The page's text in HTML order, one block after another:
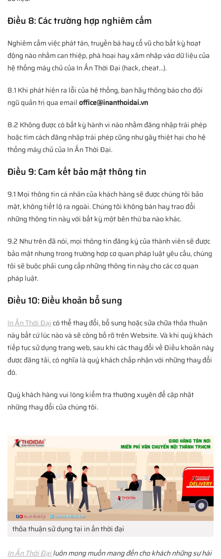
Điều 8: Các trường hợp nghiêm cấm
Nghiêm cấm việc phát tán, truyền bá hay cổ vũ cho bất kỳ hoạt
động nào nhằm can thiệp, phá hoại hay xâm nhập vào dữ liệu của
hệ thống máy chủ của In Ấn Thời Đại (hack, cheat…).
8.1 Khi phát hiện ra lỗi của hệ thống, bạn hãy thông báo cho đội
ngũ quản trị qua emailoffice@inanthoidai.vn
8.2 Không được có bất kỳ hành vi nào nhằm đăng nhập trái phép
hoặc tìm cách đăng nhập trái phép cũng như gây thiệt hại cho hệ
thống máy chủ của In Ấn Thời Đại.
Điều 9: Cam kết bảo mật thông tin
9.1 Mọi thông tin cá nhân của khách hàng sẽ được chúng tôi bảo
mật, không tiết lộ ra ngoài. Chúng tôi không bán hay trao đổi
những thông tin này với bất kỳ một bên thứ ba nào khác.
9.2 Như trên đã nói, mọi thông tin đăng ký của thành viên sẽ được
bảo mật nhưng trong trường hợp cơ quan pháp luật yêu cầu, chúng
tôi sẽ buộc phải cung cấp những thông tin này cho các cơ quan
pháp luật.
Điều 10: Điều khoản bổ sung
In Ấn Thời Đại có thể thay đổi, bổ sung hoặc sửa chữa thỏa thuận
này bất cứ lúc nào và sẽ công bố rõ trên Website. Và khi quý khách
tiếp tục sử dụng trang web, sau khi các thay đổi về Điều khoản này
được đăng tải, có nghĩa là quý khách chấp nhận với những thay đổi
đó.
Quý khách hàng vui lòng kiểm tra thường xuyên để cập nhật
những thay đổi của chúng tôi.
thỏa thuận sử dụng tại in ấn thời đại
In Ấn Thời Đạiluôn mong muốn mang đến cho khách những sự hài